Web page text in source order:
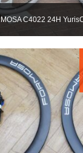
C4022 24H